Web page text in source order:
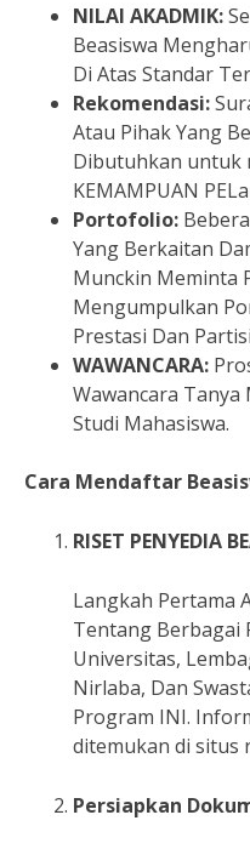
NILAI AKADMIK:
Beasiswa
Di Atas Standar
Rekomendasi:
Atau Pihak Yang
Dibutuhkan untuk
KEMAMPUAN
Portofolio:
Yang Berkaitan
Munckin Meminta
Mengumpulkan
Prestasi Dan
WAWANCARA:
Wawancara
Studi Mahasiswa.
Cara Mendaftar
RISET PENYEDIA
Langkah Pertama
Tentang Berbagai
Universitas,
Nirlaba, Dan
Program INI.
ditemukan di situs
Persiapkan